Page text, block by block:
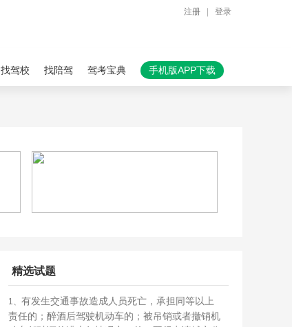
注册 登录
找驾校 找陪驾 驾考宝典 手机版APP下载
精选试题
1、 有发生交通事故造成人员死亡，承担同等以上
责任的；醉酒后驾驶机动车的；被吊销或者撤销机